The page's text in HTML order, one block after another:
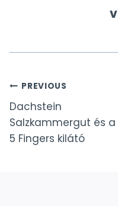
Bejegyzés
navigáció
PREVIOUS
Dachstein
Salzkammergut és a
5 Fingers kilátó